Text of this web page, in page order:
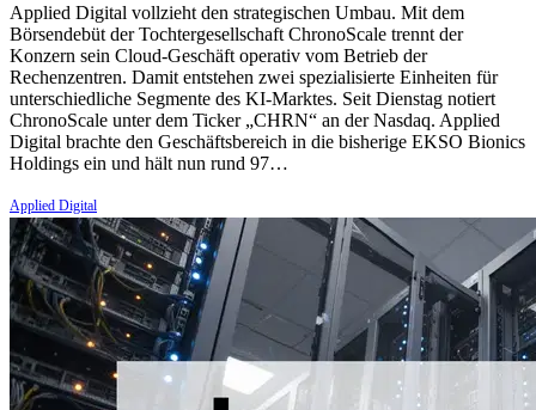
Applied Digital vollzieht den strategischen Umbau. Mit dem
Börsendebüt der Tochtergesellschaft ChronoScale trennt der
Konzern sein Cloud-Geschäft operativ vom Betrieb der
Rechenzentren. Damit entstehen zwei spezialisierte Einheiten für
unterschiedliche Segmente des KI-Marktes. Seit Dienstag notiert
ChronoScale unter dem Ticker „CHRN“ an der Nasdaq. Applied
Digital brachte den Geschäftsbereich in die bisherige EKSO Bionics
Holdings ein und hält nun rund 97…
Applied Digital